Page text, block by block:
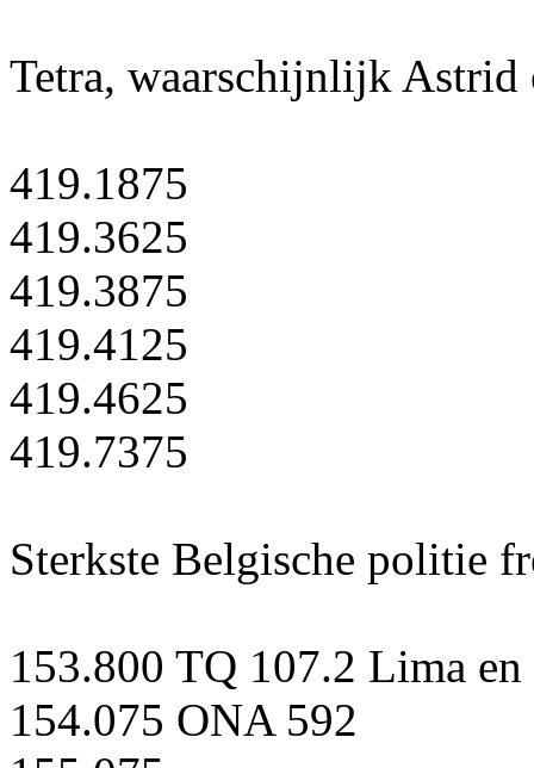
Tetra, waarschijnlijk Astrid
419.1875
419.3625
419.3875
419.4125
419.4625
419.7375
Sterkste Belgische politie
153.800 TQ 107.2 Lima
154.075 ONA 592